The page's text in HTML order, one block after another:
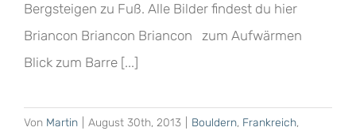
Bergsteigen zu Fuß. Alle Bilder findest du hier
Briancon Briancon Briancon zum Aufwärmen
Blick zum Barre [...]
Von Martin August 30th, 2013 Bouldern, Frankreich,